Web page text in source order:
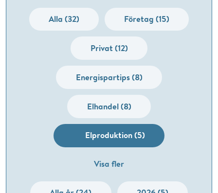
Alla (32) Företag (15)
Privat (12)
Energispartips (8)
Elhandel (8)
Elproduktion (5)
Visa fler